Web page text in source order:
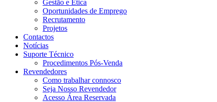
Gestão e Ética
Oportunidades de Emprego
Recrutamento
Projetos
Contactos
Notícias
Suporte Técnico
Procedimentos Pós-Venda
Revendedores
Como trabalhar connosco
Seja Nosso Revendedor
Acesso Área Reservada